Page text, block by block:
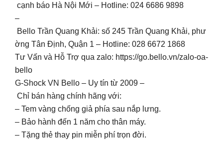
cạnh báo Hà Nội Mới – Hotline: 024 6686 9898
–
Bello Trần Quang Khải: số 245 Trần Quang Khải, phư
ờng Tân Định, Quận 1 – Hotline: 028 6672 1868
Tư Vấn và Hỗ Trợ qua zalo: https://go.bello.vn/zalo-oa-
bello
G-Shock VN Bello – Uy tín từ 2009 –
Chỉ bán hàng chính hãng với:
– Tem vàng chống giả phía sau nắp lưng.
– Bảo hành đến 1 năm cho thân máy.
– Tặng thẻ thay pin miễn phí trọn đời.